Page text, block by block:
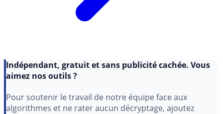
Indépendant, gratuit et sans publicité cachée. Vous